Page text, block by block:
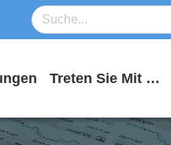
Treten Sie Mit Uns In Verbindung